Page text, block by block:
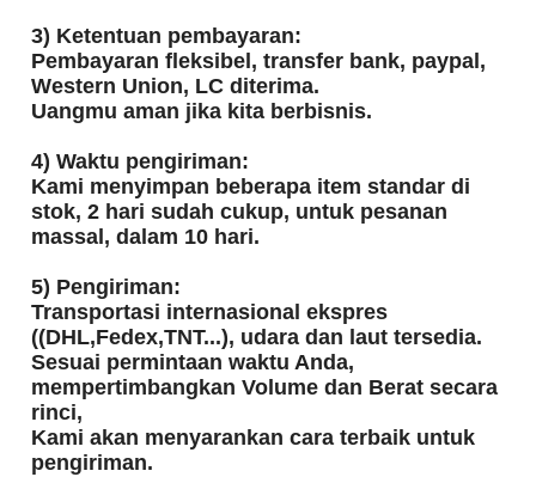
3) Ketentuan pembayaran:
Pembayaran fleksibel, transfer bank, paypal,
Western Union, LC diterima.
Uangmu aman jika kita berbisnis.
4) Waktu pengiriman:
Kami menyimpan beberapa item standar di
stok, 2 hari sudah cukup, untuk pesanan
massal, dalam 10 hari.
5) Pengiriman:
Transportasi internasional ekspres
((DHL,Fedex,TNT...), udara dan laut tersedia.
Sesuai permintaan waktu Anda,
mempertimbangkan Volume dan Berat secara
rinci,
Kami akan menyarankan cara terbaik untuk
pengiriman.